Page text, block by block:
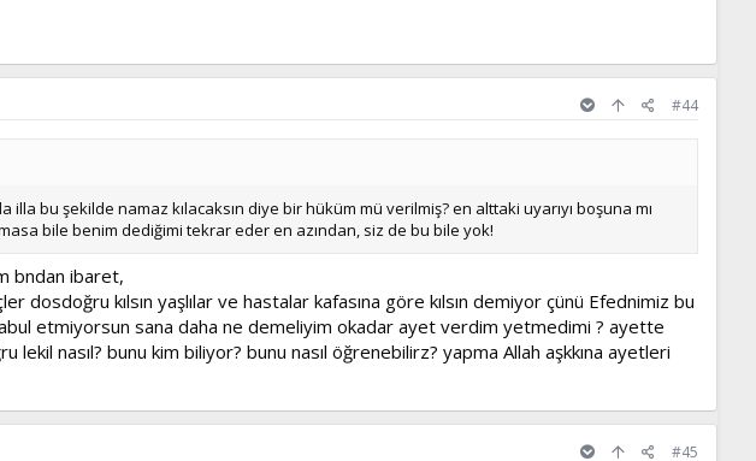
#44
bu şekilde namaz kılacaksın diye bir hüküm mü verilmiş? en alttaki uyarıyı boşuna mı
bile benim dediğimi tekrar eder en azından, siz de bu bile yok!
bndan ibaret,
dosdoğru kılsın yaşlılar ve hastalar kafasına göre kılsın demiyor çünü Efednimiz bu
etmiyorsun sana daha ne demeliyim okadar ayet verdim yetmedimi ? ayette
nasıl? bunu kim biliyor? bunu nasıl öğrenebilirz? yapma Allah aşkkına ayetleri
#45